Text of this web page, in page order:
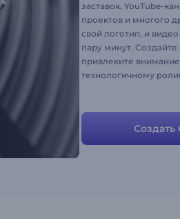
заставок, YouTube-
проектов и многого
свой логотип, и видео
пару минут.
привлеките
технологичному
Создать